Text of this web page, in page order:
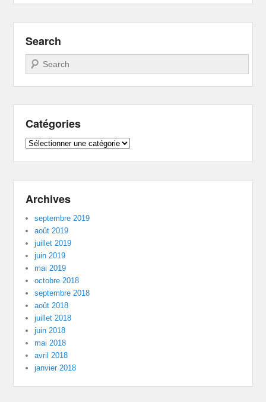
Search
Recherche
Catégories
Catégories
Archives
septembre 2019
août 2019
juillet 2019
juin 2019
mai 2019
octobre 2018
septembre 2018
août 2018
juillet 2018
juin 2018
mai 2018
avril 2018
janvier 2018